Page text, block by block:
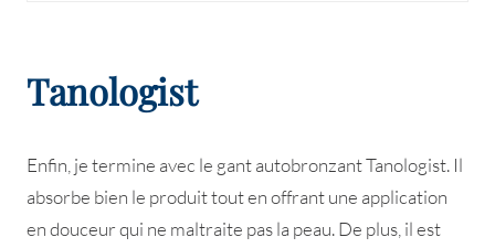
Tanologist
Enfin, je termine avec le gant autobronzant Tanologist. Il
absorbe bien le produit tout en offrant une application
en douceur qui ne maltraite pas la peau. De plus, il est